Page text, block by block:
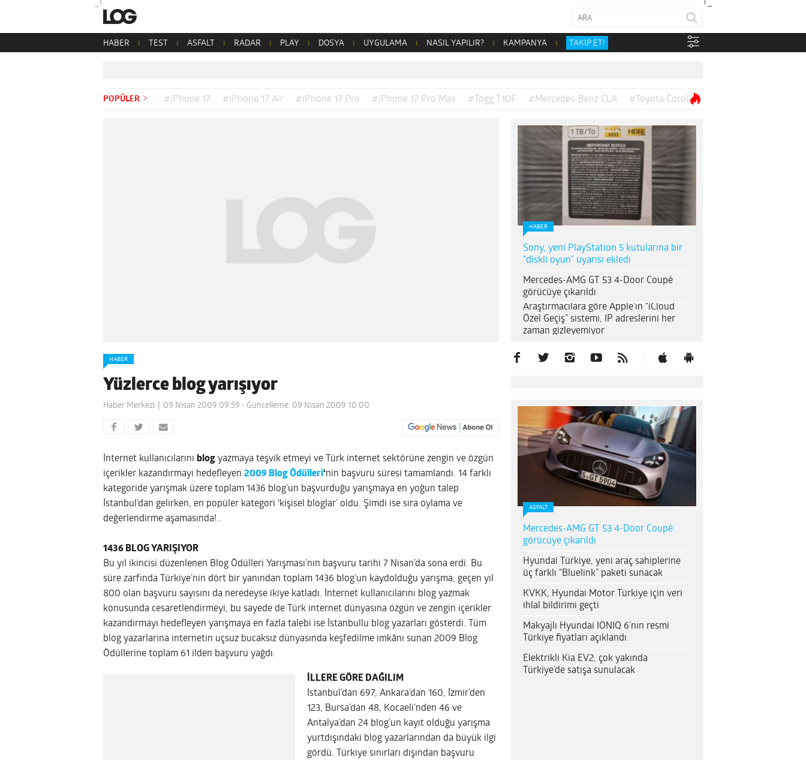
HABER TEST ASFALT RADAR PLAY DOSYA UYGULAMA NASIL YAPILIR? KAMPANYA TAKİP ET!
POPÜLER #iPhone 17 #iPhone 17 Air #iPhone 17 Pro #iPhone 17 Pro Max #Togg T10F #Mercedes-Benz CLA #Toyota Corolla
HABER
Yüzlerce blog yarışıyor
Haber Merkezi 09 Nisan 2009 09:59 - Güncelleme: 09 Nisan 2009 10:00
İnternet kullanıcılarını blog yazmaya teşvik etmeyi ve Türk internet sektörüne zengin ve özgün
içerikler kazandırmayı hedefleyen 2009 Blog Ödülleri‘nin başvuru süresi tamamlandı. 14 farklı
kategoride yarışmak üzere toplam 1436 blog’un başvurduğu yarışmaya en yoğun talep
İstanbul’dan gelirken, en popüler kategori ‘kişisel bloglar’ oldu. Şimdi ise sıra oylama ve
değerlendirme aşamasında!..
1436 BLOG YARIŞIYOR
Bu yıl ikincisi düzenlenen Blog Ödülleri Yarışması’nın başvuru tarihi 7 Nisan’da sona erdi. Bu
süre zarfında Türkiye’nin dört bir yanından toplam 1436 blog’un kaydolduğu yarışma, geçen yıl
800 olan başvuru sayısını da neredeyse ikiye katladı. İnternet kullanıcılarını blog yazmak
konusunda cesaretlendirmeyi, bu sayede de Türk internet dünyasına özgün ve zengin içerikler
kazandırmayı hedefleyen yarışmaya en fazla talebi ise İstanbullu blog yazarları gösterdi. Tüm
blog yazarlarına internetin uçsuz bucaksız dünyasında keşfedilme imkânı sunan 2009 Blog
Ödüllerine toplam 61 ilden başvuru yağdı.
İLLERE GÖRE DAĞILIM
İstanbul’dan 697, Ankara’dan 160, İzmir’den
123, Bursa’dan 48, Kocaeli’nden 46 ve
Antalya’dan 24 blog’un kayıt olduğu yarışma
yurtdışındaki blog yazarlarından da büyük ilgi
gördü. Türkiye sınırları dışından başvuru
HABER
Sony, yeni PlayStation 5 kutularına bir
“diskli oyun” uyarısı ekledi
Mercedes-AMG GT 53 4-Door Coupé
görücüye çıkarıldı
Araştırmacılara göre Apple’ın “iCloud
Özel Geçiş” sistemi, IP adreslerini her
zaman gizleyemiyor
ASFALT
Mercedes-AMG GT 53 4-Door Coupé
görücüye çıkarıldı
Hyundai Türkiye, yeni araç sahiplerine
üç farklı “Bluelink” paketi sunacak
KVKK, Hyundai Motor Türkiye için veri
ihlal bildirimi geçti
Makyajlı Hyundai IONIQ 6’nın resmi
Türkiye fiyatları açıklandı
Elektrikli Kia EV2, çok yakında
Türkiye’de satışa sunulacak